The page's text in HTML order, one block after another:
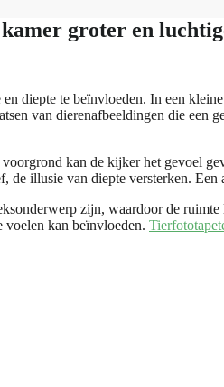
kamer groter en
diepte te beïnvloeden. In een
van dierenafbeeldingen die
kan de kijker het gevoel
de illusie van diepte versterken.
zijn, waardoor de
voelen kan beïnvloeden.